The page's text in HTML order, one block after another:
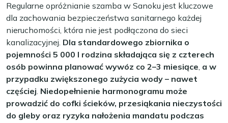
Regularne opróżnianie szamba w Sanoku jest kluczowe
dla zachowania bezpieczeństwa sanitarnego każdej
nieruchomości, która nie jest podłączona do sieci
kanalizacyjnej. Dla standardowego zbiornika o
pojemności 5 000 l rodzina składająca się z czterech
osób powinna planować wywóz co 2–3 miesiące, a w
przypadku zwiększonego zużycia wody – nawet
częściej. Niedopełnienie harmonogramu może
prowadzić do cofki ścieków, przesiąkania nieczystości
do gleby oraz ryzyka nałożenia mandatu podczas